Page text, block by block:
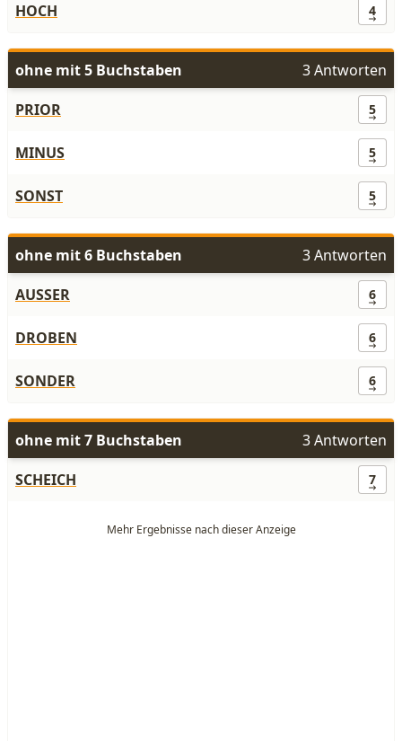
HOCH
4
ohne mit 5 Buchstaben
3 Antworten
PRIOR
5
MINUS 5
SONST 5
ohne mit 6 Buchstaben
3 Antworten
AUSSER
6
DROBEN 6
SONDER 6
ohne mit 7 Buchstaben
3 Antworten
SCHEICH
7